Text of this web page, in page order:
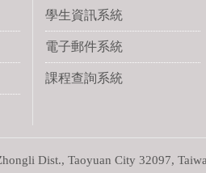
學生資訊系統
電子郵件系統
課程查詢系統
Dist., Taoyuan City 32097,